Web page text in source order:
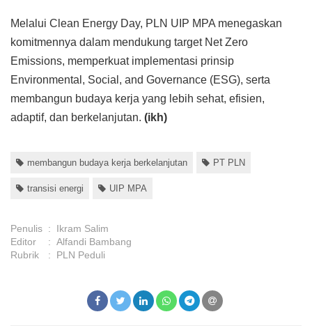
Melalui Clean Energy Day, PLN UIP MPA menegaskan
komitmennya dalam mendukung target Net Zero
Emissions, memperkuat implementasi prinsip
Environmental, Social, and Governance (ESG), serta
membangun budaya kerja yang lebih sehat, efisien,
adaptif, dan berkelanjutan. (ikh)
membangun budaya kerja berkelanjutan PT PLN
transisi energi UIP MPA
Penulis :
Ikram Salim
Editor
: Alfandi Bambang
Rubrik
: PLN Peduli